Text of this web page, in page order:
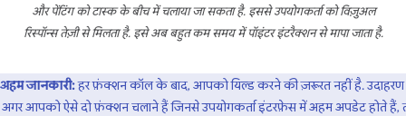
और पेंटिंग को टास्क के बीच में चलाया जा सकता है. इससे उपयोगकर्ता को विज़ुअल
रिस्पॉन्स तेज़ी से मिलता है. इसे अब बहुत कम समय में पॉइंटर इंटरैक्शन से मापा जाता है.
अहम जानकारी:हर फ़ंक्शन कॉल के बाद, आपको यिल्ड करने की ज़रूरत नहीं है.
अगर आपको ऐसे दो फ़ंक्शन चलाने हैं जिनसे उपयोगकर्ता इंटरफ़ेस में अहम अपडेट होते हैं,